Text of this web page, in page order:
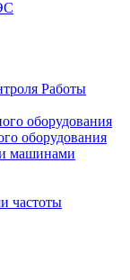
Работы
оборудования
оборудования
машинами
частоты